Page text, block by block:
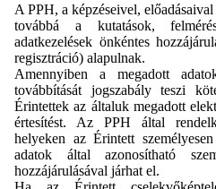
A PPH, a képzéseivel,
továbbá a kutatások,
adatkezelések önkéntes
regisztráció) alapulnak.
Amennyiben a megadott
továbbítását jogszabály teszi
Érintettek az általuk megadott
értesítést. Az PPH által
helyeken az Érintett
adatok által azonosítható
hozzájárulásával járhat el.